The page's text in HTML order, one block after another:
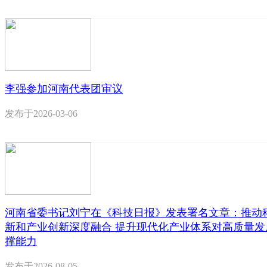
李强参加河南代表团审议
发布于2026-03-06
河南省委书记刘宁在《科技日报》发表署名文章：推动
新和产业创新深度融合 提升现代化产业体系对高质量
撑能力